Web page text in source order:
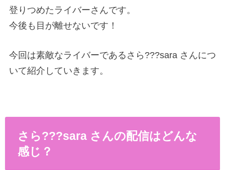
登りつめたライバーさんです。
今後も目が離せないです！
今回は素敵なライバーであるさら???sara さんにつ
いて紹介していきます。
さら???sara さんの配信はどんな
感じ？